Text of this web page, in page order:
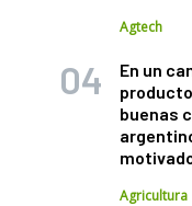
Agtech
En un
buenas
Agricultura